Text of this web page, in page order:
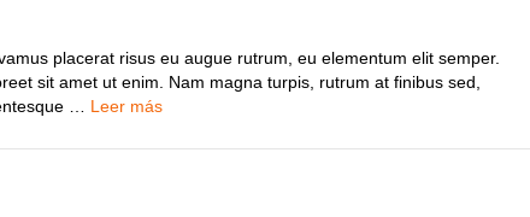
placerat risus eu augue rutrum, eu elementum elit semper.
sit amet ut enim. Nam magna turpis, rutrum at finibus sed,
… Leer más